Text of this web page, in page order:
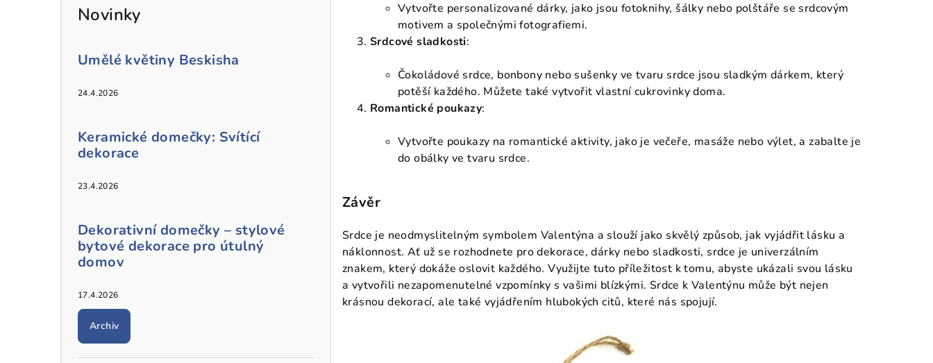
Novinky
Umělé květiny Beskisha
24.4.2026
Keramické domečky: Svítící
dekorace
23.4.2026
Dekorativní domečky – stylové
bytové dekorace pro útulný
domov
17.4.2026
Archiv
Vytvořte personalizované dárky, jako jsou fotoknihy, šálky nebo polštáře se srdcovým
motivem a společnými fotografiemi.
Srdcové sladkosti:
Čokoládové srdce, bonbony nebo sušenky ve tvaru srdce jsou sladkým dárkem, který
potěší každého. Můžete také vytvořit vlastní cukrovinky doma.
Romantické poukazy:
Vytvořte poukazy na romantické aktivity, jako je večeře, masáže nebo výlet, a zabalte je
do obálky ve tvaru srdce.
Závěr
Srdce je neodmyslitelným symbolem Valentýna a slouží jako skvělý způsob, jak vyjádřit lásku a
náklonnost. Ať už se rozhodnete pro dekorace, dárky nebo sladkosti, srdce je univerzálním
znakem, který dokáže oslovit každého. Využijte tuto příležitost k tomu, abyste ukázali svou lásku
a vytvořili nezapomenutelné vzpomínky s vašimi blízkými. Srdce k Valentýnu může být nejen
krásnou dekorací, ale také vyjádřením hlubokých citů, které nás spojují.